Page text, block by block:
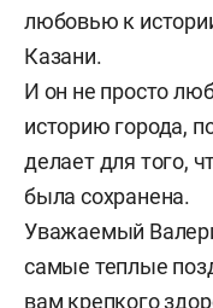
любовью к
Казани.
И он не просто
историю города,
делает для того,
была сохранена.
Уважаемый
самые теплые
вам крепкого